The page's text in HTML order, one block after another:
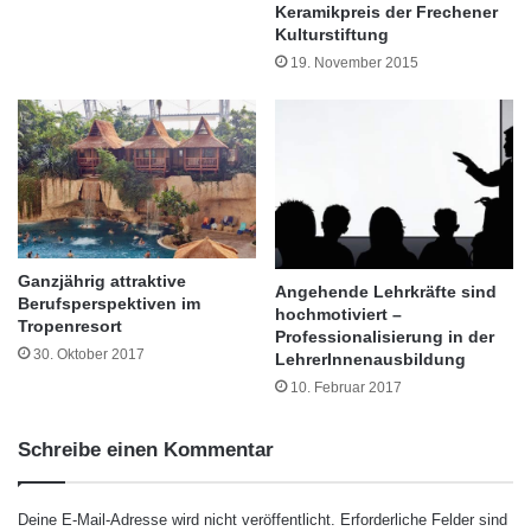
richtig einsetzen und korrekte Farben erzielen
bewegte Objekte Fotografieren im
geschäftlichen Zusammenhang Umgang mit
vorhandenem Licht Fotografieren bei
Veranstaltungen Gruppenaufnahmen Weitere
Informationen zum Kursangebot erhalten
Interessierteauf der Webseite: www.foto-
seminare-deutschland.de Dort sind auch
n
W
e
g
z
u
r
T
o
u
r
i
s
-
K
Keramikpreis der Frechener
Kulturstiftung
19. November 2015
Ganzjährig attraktive
Berufsperspektiven im
Tropenresort
30. Oktober 2017
Angehende Lehrkräfte sind
hochmotiviert –
Professionalisierung in der
LehrerInnenausbildung
10. Februar 2017
Schreibe einen Kommentar
Deine E-Mail-Adresse wird nicht veröffentlicht. Erforderliche Felder sind